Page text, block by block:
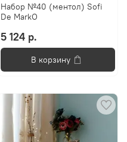
Набор №40 (ментол) Sofi
De MarkO
5 124 р.
В корзину